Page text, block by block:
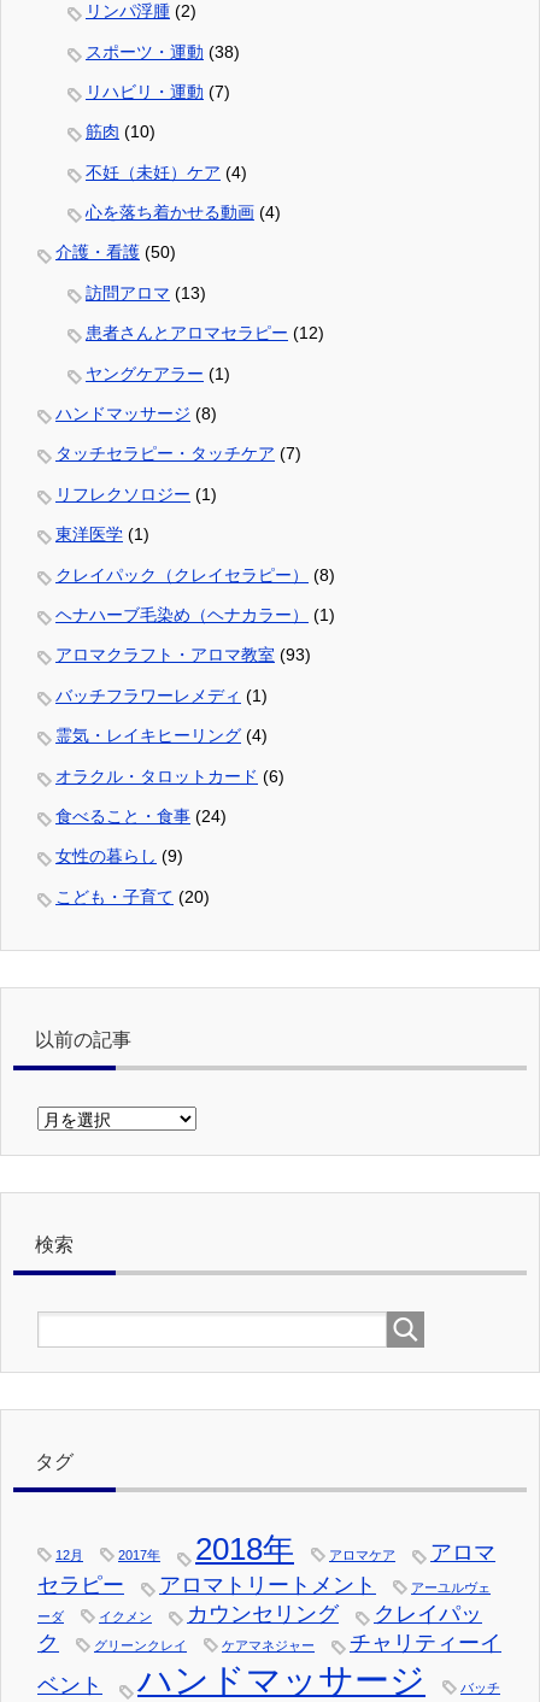
リンパ浮腫 (2)
スポーツ・運動 (38)
リハビリ・運動 (7)
筋肉 (10)
不妊（未妊）ケア (4)
心を落ち着かせる動画 (4)
介護・看護 (50)
訪問アロマ (13)
患者さんとアロマセラピー (12)
ヤングケアラー (1)
ハンドマッサージ (8)
タッチセラピー・タッチケア (7)
リフレクソロジー (1)
東洋医学 (1)
クレイパック（クレイセラピー） (8)
ヘナハーブ毛染め（ヘナカラー） (1)
アロマクラフト・アロマ教室 (93)
バッチフラワーレメディ (1)
霊気・レイキヒーリング (4)
オラクル・タロットカード (6)
食べること・食事 (24)
女性の暮らし (9)
こども・子育て (20)
以前の記事
以
の
検索
タグ
12月 2017年 2018年 アロマケア
アロマ
セラピー
アロマトリートメント
アーユルヴェ
ーダ
イクメン カウンセリング
クレイパッ
ク
グリーンクレイ ケアマネジャー
チャリティーイ
ベント
ハンドマッサージ バッチ